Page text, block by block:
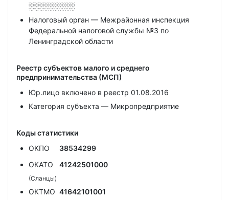
░░░░░░░░░
Налоговый орган — Межрайонная инспекция
Федеральной налоговой службы №3 по
Ленинградской области
Реестр субъектов малого и среднего
предпринимательства (МСП)
Юр.лицо включено в реестр 01.08.2016
Категория субъекта — Микропредприятие
Коды статистики
ОКПО
38534299
ОКАТО
41242501000
(Сланцы)
ОКТМО 41642101001